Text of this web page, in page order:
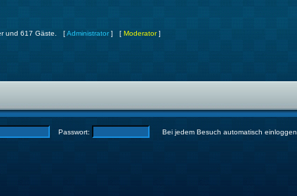
und 617 Gäste. [Administrator] [ Moderator]
Passwort: Bei jedem Besuch automatisch einloggen